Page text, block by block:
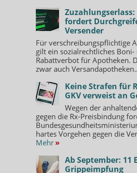
Zuzahlungserlass:
fordert
Versender
Für verschreibungspflichtige
gilt ein sozialrechtliches Boni-
Rabattverbot für Apotheken.
zwar auch
Keine Strafen für
GKV verweist an
Wegen der
gegen die Rx-Preisbindung
hartes Vorgehen gegen die
Mehr »
Ab September: 11
Grippeimpfung